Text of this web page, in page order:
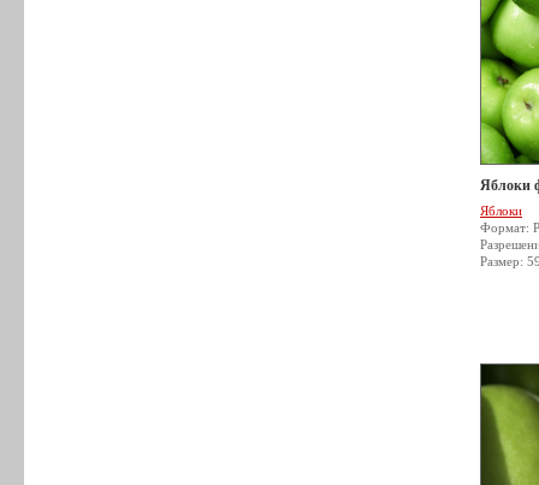
Яблоки
Яблоки
Формат:
Размер: